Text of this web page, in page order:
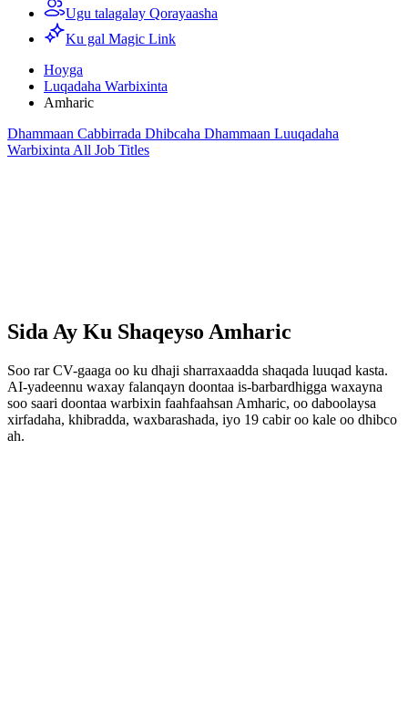
Ugu talagalay Qorayaasha
Ku gal Magic Link
Hoyga
Luqadaha Warbixinta
Amharic
Dhammaan Cabbirrada Dhibcaha Dhammaan Luuqadaha
Warbixinta All Job Titles
Sida Ay Ku Shaqeyso Amharic
Soo rar CV-gaaga oo ku dhaji sharraxaadda shaqada luuqad kasta.
AI-yadeennu waxay falanqayn doontaa is-barbardhigga waxayna
soo saari doontaa warbixin faahfaahsan Amharic, oo daboolaysa
xirfadaha, khibradda, waxbarashada, iyo 19 cabir oo kale oo dhibco
ah.